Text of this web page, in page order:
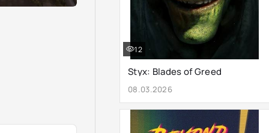
Styx: Blades of Greed
08.03.2026
12